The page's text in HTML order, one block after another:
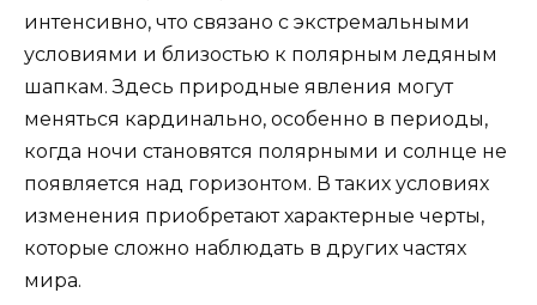
интенсивно, что связано с экстремальными
условиями и близостью к полярным ледяным
шапкам. Здесь природные явления могут
меняться кардинально, особенно в периоды,
когда ночи становятся полярными и солнце не
появляется над горизонтом. В таких условиях
изменения приобретают характерные черты,
которые сложно наблюдать в других частях
мира.